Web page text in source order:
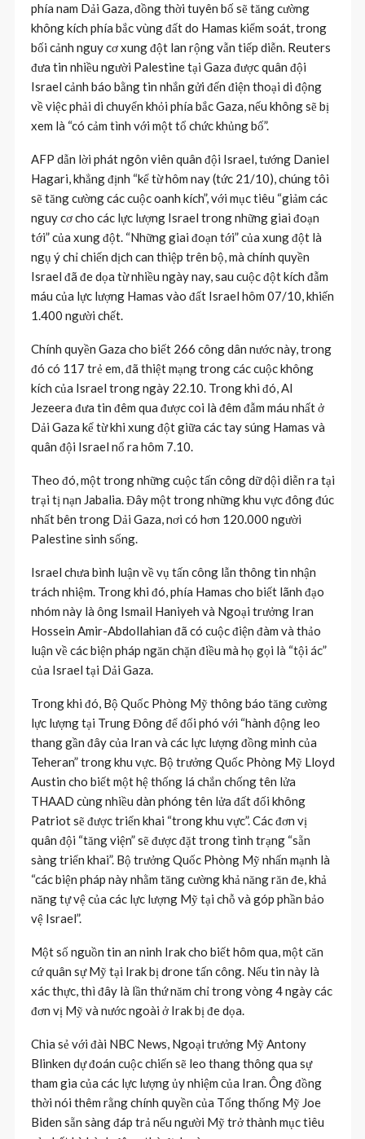
phía nam Dải Gaza, đồng thời tuyên bố sẽ tăng cường
không kích phía bắc vùng đất do Hamas kiểm soát, trong
bối cảnh nguy cơ xung đột lan rộng vẫn tiếp diễn. Reuters
đưa tin nhiều người Palestine tại Gaza được quân đội
Israel cảnh báo bằng tin nhắn gửi đến điện thoại di động
về việc phải di chuyển khỏi phía bắc Gaza, nếu không sẽ bị
xem là “có cảm tình với một tổ chức khủng bố”.
AFP dẫn lời phát ngôn viên quân đội Israel, tướng Daniel
Hagari, khẳng định “kể từ hôm nay (tức 21/10), chúng tôi
sẽ tăng cường các cuộc oanh kích”, với mục tiêu “giảm các
nguy cơ cho các lực lượng Israel trong những giai đoạn
tới” của xung đột. “Những giai đoạn tới” của xung đột là
ngụ ý chỉ chiến dịch can thiệp trên bộ, mà chính quyền
Israel đã đe dọa từ nhiều ngày nay, sau cuộc đột kích đẫm
máu của lực lượng Hamas vào đất Israel hôm 07/10, khiến
1.400 người chết.
Chính quyền Gaza cho biết 266 công dân nước này, trong
đó có 117 trẻ em, đã thiệt mạng trong các cuộc không
kích của Israel trong ngày 22.10. Trong khi đó, Al
Jezeera đưa tin đêm qua được coi là đêm đẫm máu nhất ở
Dải Gaza kể từ khi xung đột giữa các tay súng Hamas và
quân đội Israel nổ ra hôm 7.10.
Theo đó, một trong những cuộc tấn công dữ dội diễn ra tại
trại tị nạn Jabalia. Đây một trong những khu vực đông đúc
nhất bên trong Dải Gaza, nơi có hơn 120.000 người
Palestine sinh sống.
Israel chưa bình luận về vụ tấn công lẫn thông tin nhận
trách nhiệm. Trong khi đó, phía Hamas cho biết lãnh đạo
nhóm này là ông Ismail Haniyeh và Ngoại trưởng Iran
Hossein Amir-Abdollahian đã có cuộc điện đàm và thảo
luận về các biện pháp ngăn chặn điều mà họ gọi là “tội ác”
của Israel tại Dải Gaza.
Trong khi đó, Bộ Quốc Phòng Mỹ thông báo tăng cường
lực lượng tại Trung Đông để đối phó với “hành động leo
thang gần đây của Iran và các lực lượng đồng minh của
Teheran” trong khu vực. Bộ trưởng Quốc Phòng Mỹ Lloyd
Austin cho biết một hệ thống lá chắn chống tên lửa
THAAD cùng nhiều dàn phóng tên lửa đất đối không
Patriot sẽ được triển khai “trong khu vực”. Các đơn vị
quân đội “tăng viện” sẽ được đặt trong tình trạng “sẵn
sàng triển khai”. Bộ trưởng Quốc Phòng Mỹ nhấn mạnh là
“các biện pháp này nhằm tăng cường khả năng răn đe, khả
năng tự vệ của các lực lượng Mỹ tại chỗ và góp phần bảo
vệ Israel”.
Một số nguồn tin an ninh Irak cho biết hôm qua, một căn
cứ quân sự Mỹ tại Irak bị drone tấn công. Nếu tin này là
xác thực, thì đây là lần thứ năm chỉ trong vòng 4 ngày các
đơn vị Mỹ và nước ngoài ở Irak bị đe dọa.
Chia sẻ với đài NBC News, Ngoại trưởng Mỹ Antony
Blinken dự đoán cuộc chiến sẽ leo thang thông qua sự
tham gia của các lực lượng ủy nhiệm của Iran. Ông đồng
thời nói thêm rằng chính quyền của Tổng thống Mỹ Joe
Biden sẵn sàng đáp trả nếu người Mỹ trở thành mục tiêu